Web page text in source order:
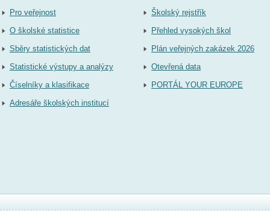
Pro veřejnost
O školské statistice
Sběry statistických dat
Statistické výstupy a analýzy
Číselníky a klasifikace
Adresáře školských institucí
Školský rejstřík
Přehled vysokých škol
Plán veřejných zakázek 2026
Otevřená data
PORTÁL YOUR EUROPE